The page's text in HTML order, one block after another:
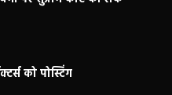
को पोस्टिंग